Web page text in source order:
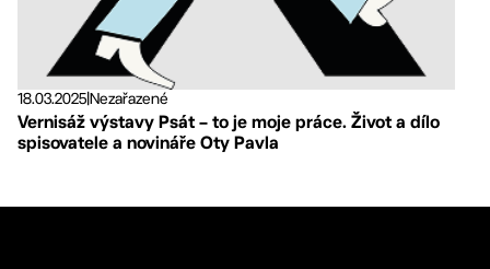
18.03.2025Nezařazené
Vernisáž výstavy Psát – to je moje práce. Život a dílo
spisovatele a novináře Oty Pavla